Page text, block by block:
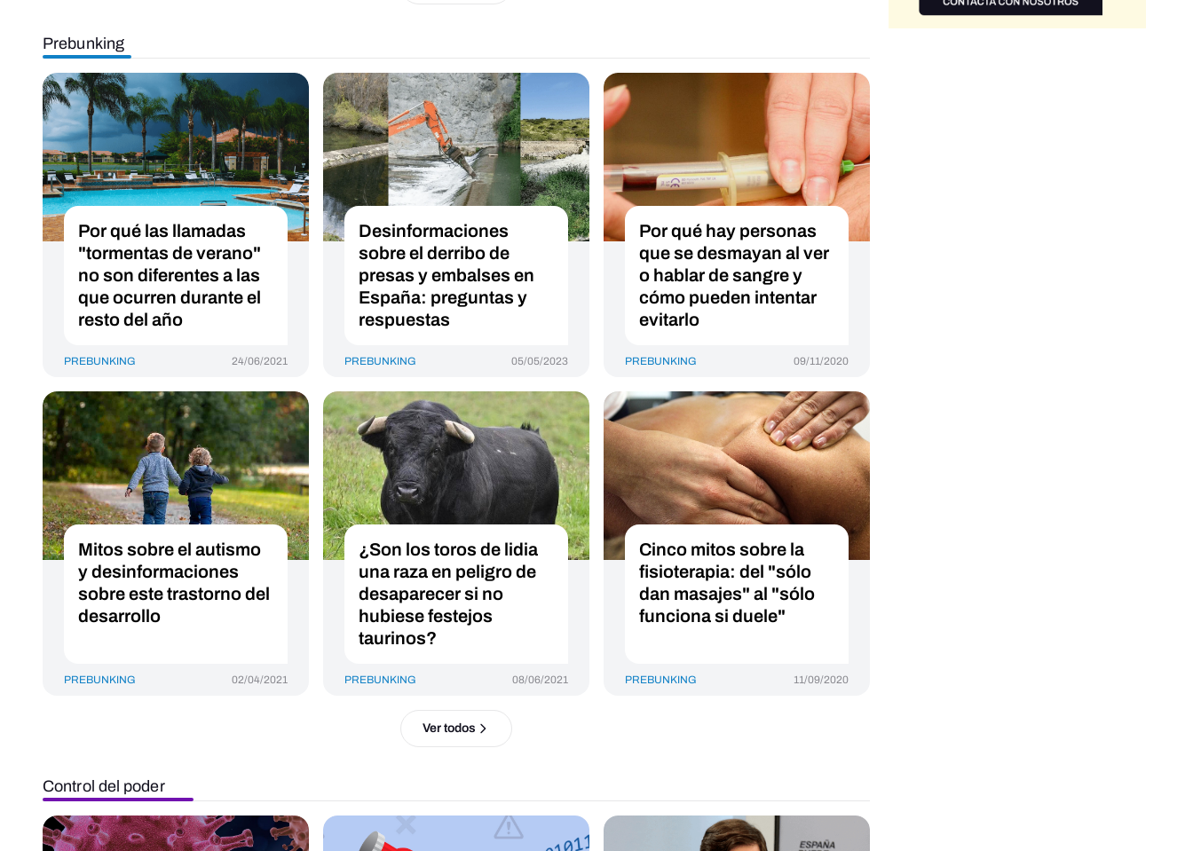
Prebunking
Por qué las llamadas
"tormentas de verano"
no son diferentes a las
que ocurren durante el
resto del año
PREBUNKING 24/06/2021
Desinformaciones
sobre el derribo de
presas y embalses en
España: preguntas y
respuestas
PREBUNKING 05/05/2023
Por qué hay personas
que se desmayan al ver
o hablar de sangre y
cómo pueden intentar
evitarlo
PREBUNKING 09/11/2020
Mitos sobre el autismo
y desinformaciones
sobre este trastorno del
desarrollo
PREBUNKING 02/04/2021
¿Son los toros de lidia
una raza en peligro de
desaparecer si no
hubiese festejos
taurinos?
PREBUNKING 08/06/2021
Cinco mitos sobre la
fisioterapia: del "sólo
dan masajes" al "sólo
funciona si duele"
PREBUNKING 11/09/2020
Ver todos
Control del poder